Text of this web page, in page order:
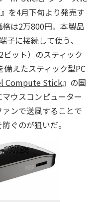
を4月下旬より発売す
は2万800円。本製品
子に接続して使う、
ット）のスティック
えたスティック型PC
Compute Stick』の国
ウスコンピューター
ンで送風することで
ぐのが狙いだ。